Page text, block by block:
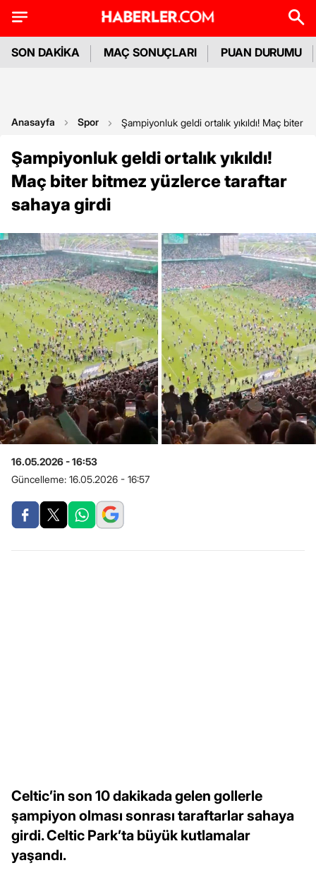
SON DAKİKA MAÇ SONUÇLARI PUAN DURUMU
Anasayfa Spor Şampiyonluk geldi ortalık yıkıldı! Maç biter
Şampiyonluk geldi ortalık yıkıldı!
Maç biter bitmez yüzlerce taraftar
sahaya girdi
16.05.2026 - 16:53
Güncelleme: 16.05.2026 - 16:57
Celtic’in son 10 dakikada gelen gollerle
şampiyon olması sonrası taraftarlar sahaya
girdi. Celtic Park’ta büyük kutlamalar
yaşandı.